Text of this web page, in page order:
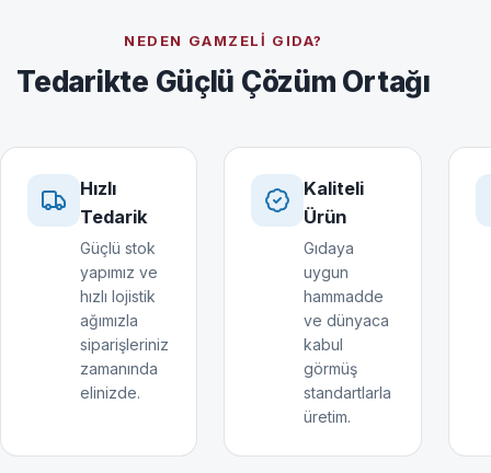
NEDEN GAMZELI GIDA?
Tedarikte Güçlü Çözüm Ortağı
Hızlı
Tedarik
Güçlü stok
yapımız ve
hızlı lojistik
ağımızla
siparişleriniz
zamanında
elinizde.
Kaliteli
Ürün
Gıdaya
uygun
hammadde
ve dünyaca
kabul
görmüş
standartlarla
üretim.